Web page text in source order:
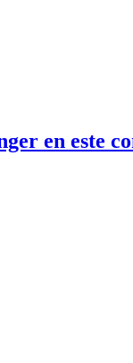
en este